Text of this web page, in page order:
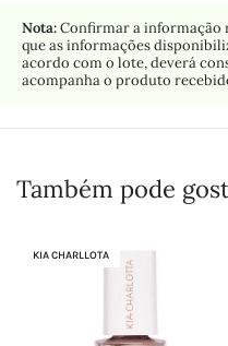
Nota:Confirmar a informação
que as informações
acordo com o lote, deverá
acompanha o produto
Também pode
KIA CHARLLOTA